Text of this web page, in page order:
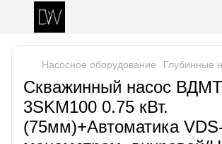
Насосное оборудование Глубинные
Скважинный насос ВДМТ
3SKM100 0.75 кВт.
(75мм)+Автоматика